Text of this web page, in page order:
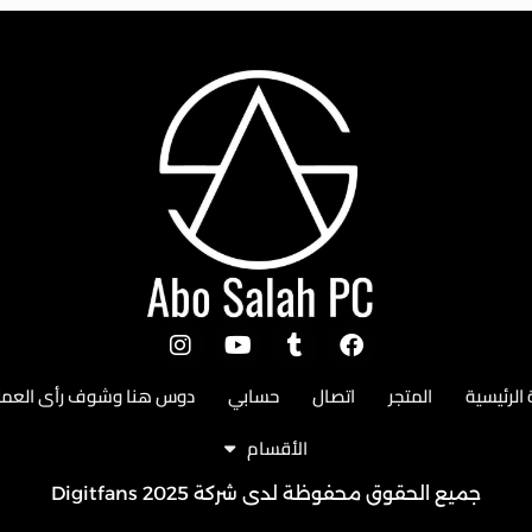
المتجر اتصال حسابي
دوس هنا وشوف رأى
الأقسام
جميع الحقوق محفوظة لدى شركة 2025 Digitfans